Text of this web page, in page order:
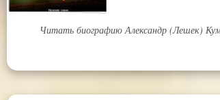
Читать биографию Александр (Лешек)